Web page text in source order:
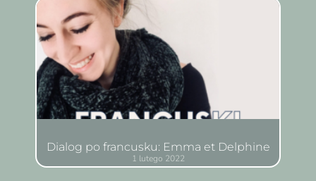
Dialog po francusku: Emma et Delphine
1 lutego 2022